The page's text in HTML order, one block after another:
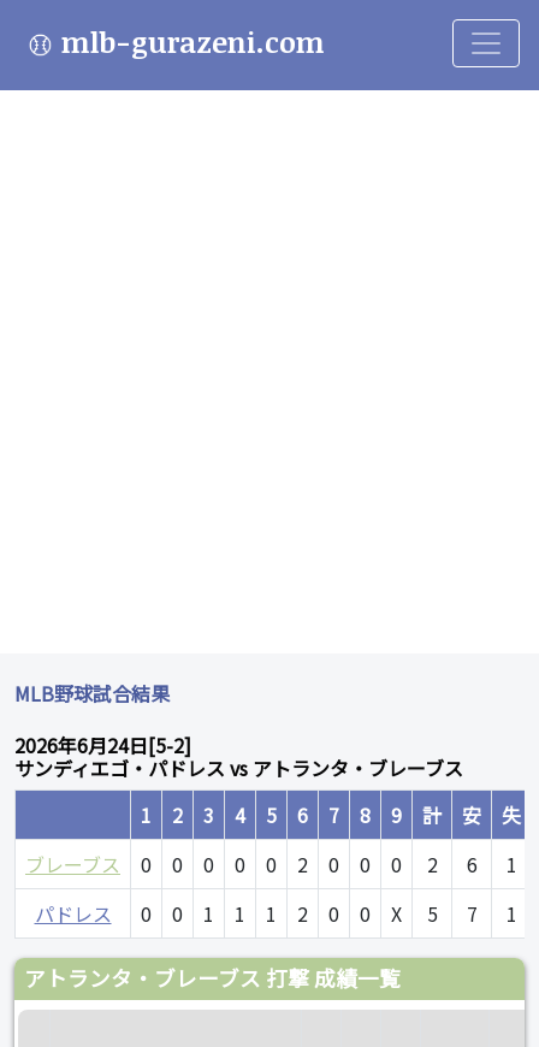
mlb-gurazeni.com
MLB野球試合結果
2026年6月24日[5-2]
サンディエゴ・パドレス vs アトランタ・ブレーブス
1
2 3 4 5 6 7 8 9 計 安
失
ブレーブス
0 0 0 0 0 2 0 0 0 2 6
1
パドレス
0 0 1 1 1 2 0 0 X 5 7 1
アトランタ・ブレーブス 打撃 成績一覧